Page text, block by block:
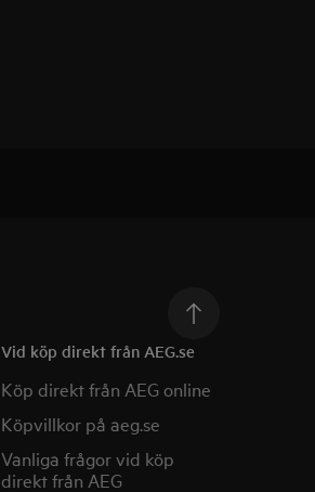
Vid köp direkt från AEG.se
Köp direkt från AEG online
Köpvillkor på aeg.se
Vanliga frågor vid köp
direkt från AEG